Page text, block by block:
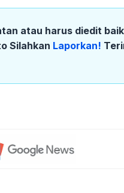
atau harus diedit
Silahkan Laporkan!